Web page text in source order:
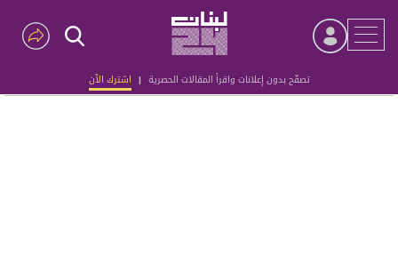
تصفّح بدون إعلانات واقرأ المقالات الحصرية | اشترك الآن
Advertisement